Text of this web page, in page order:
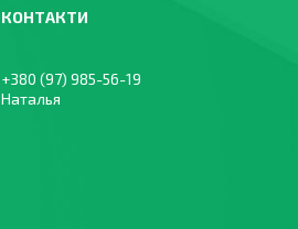
+380 (97) 985-56-19
Наталья